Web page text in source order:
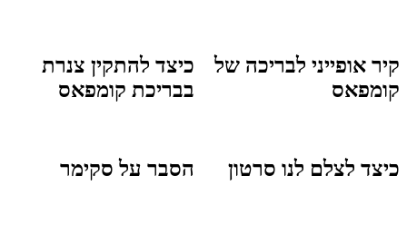
קיר אופייני לבריכה של
קומפאס
כיצד להתקין צנרת
בבריכת קומפאס
כיצד לצלם לנו סרטון הסבר על סקימר